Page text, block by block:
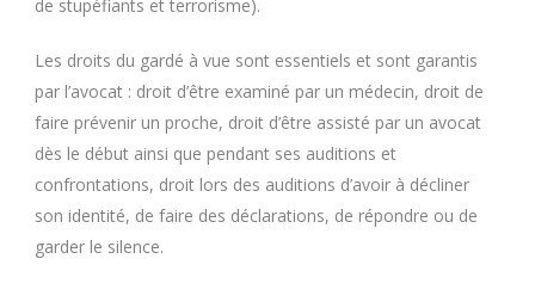
de stupéfiants et terrorisme).
Les droits du gardé à vue sont essentiels et sont garantis
par l’avocat : droit d’être examiné par un médecin, droit de
faire prévenir un proche, droit d’être assisté par un avocat
dès le début ainsi que pendant ses auditions et
confrontations, droit lors des auditions d’avoir à décliner
son identité, de faire des déclarations, de répondre ou de
garder le silence.